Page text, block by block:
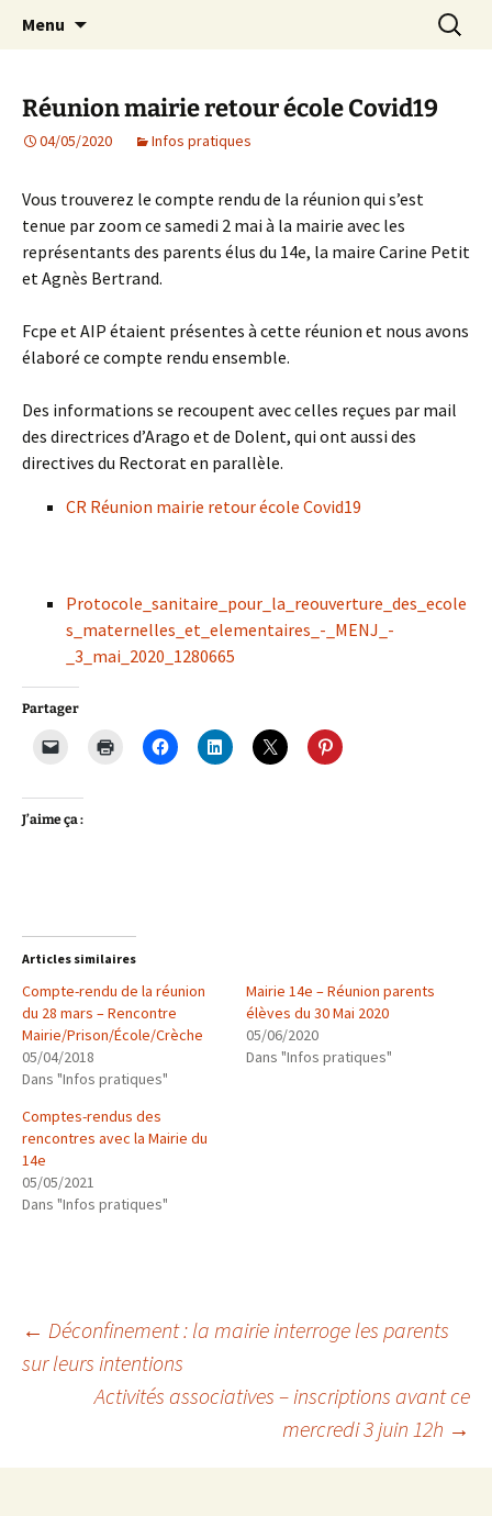
AIP Paris 14 – Association
Indépendante des Parents
d'élèves depuis 1981
Agit – s'Investit – Participe au service des
enfants du secteur scolaire Dolent-Arago-
Menu
Réunion mairie retour école Covid19
04/05/2020 Infos pratiques
Vous trouverez le compte rendu de la réunion qui s’est
tenue par zoom ce samedi 2 mai à la mairie avec les
représentants des parents élus du 14e, la maire Carine Petit
et Agnès Bertrand.
Fcpe et AIP étaient présentes à cette réunion et nous avons
élaboré ce compte rendu ensemble.
Des informations se recoupent avec celles reçues par mail
des directrices d’Arago et de Dolent, qui ont aussi des
directives du Rectorat en parallèle.
CR Réunion mairie retour école Covid19
Protocole_sanitaire_pour_la_reouverture_des_ecole
s_maternelles_et_elementaires_-_MENJ_-
_3_mai_2020_1280665
Partager
J’aime ça :
Articles similaires
Compte-rendu de la réunion
du 28 mars – Rencontre
Mairie/Prison/École/Crèche
05/04/2018
Dans "Infos pratiques"
Mairie 14e – Réunion parents
élèves du 30 Mai 2020
05/06/2020
Dans "Infos pratiques"
Comptes-rendus des
rencontres avec la Mairie du
14e
05/05/2021
Dans "Infos pratiques"
Navigation
articles
← Déconfinement : la mairie interroge les parents
sur leurs intentions
Activités associatives – inscriptions avant ce
mercredi 3 juin 12h →